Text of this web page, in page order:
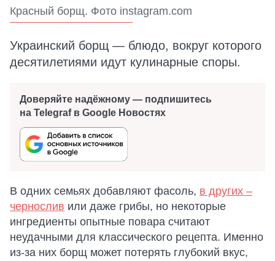
Красный борщ. Фото instagram.com
Украинский борщ — блюдо, вокруг которого
десятилетиями идут кулинарные споры.
Доверяйте надёжному — подпишитесь
на Telegraf в Google Новостях
В одних семьях добавляют фасоль, в других –
чернослив или даже грибы, но некоторые
ингредиенты опытные повара считают
неудачными для классического рецепта. Именно
из-за них борщ может потерять глубокий вкус,